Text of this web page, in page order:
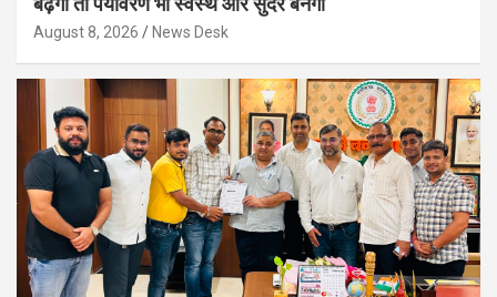
August 8, 2026 News Desk